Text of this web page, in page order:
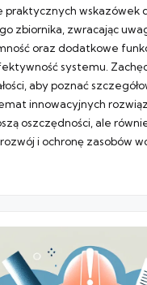
praktycznych wskazówek
zbiornika, zwracając
oraz dodatkowe
systemu.
aby poznać
innowacyjnych
oszczędności, ale
i ochronę zasobów